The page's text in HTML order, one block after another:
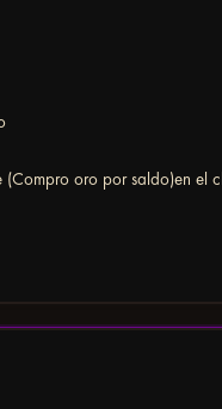
oro por saldo)en el